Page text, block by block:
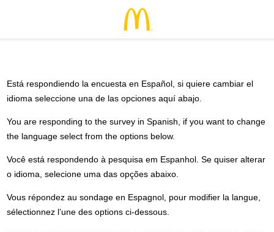
Está respondiendo la encuesta en Español, si quiere cambiar el
idioma seleccione una de las opciones aquí abajo.
You are responding to the survey in Spanish, if you want to change
the language select from the options below.
Você está respondendo à pesquisa em Espanhol. Se quiser alterar
o idioma, selecione uma das opções abaixo.
Vous répondez au sondage en Espagnol, pour modifier la langue,
sélectionnez l’une des options ci-dessous.